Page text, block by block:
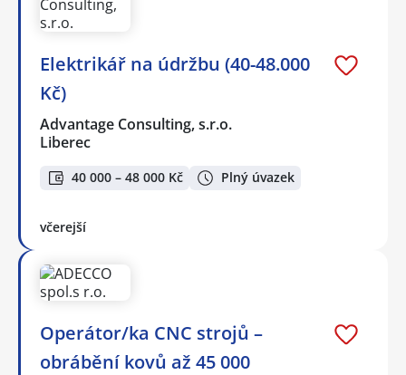
Elektrikář na údržbu (40-48.000
Kč)
Advantage Consulting, s.r.o.
Liberec
40 000 – 48 000 Kč Plný úvazek
včerejší
Operátor/ka CNC strojů –
obrábění kovů až 45 000